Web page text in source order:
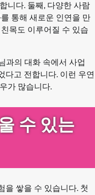
니다. 둘째, 다양한 사람
통해 새로운 인연을 만
목도 이루어질 수 있습
과의 대화 속에서 사업
다고 전합니다. 이런 우연
가 많습니다.
수 있는
을 쌓을 수 있습니다. 첫